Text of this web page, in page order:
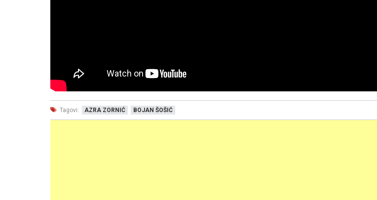
Tagovi: AZRA ZORNIĆ BOJAN ŠOŠIĆ